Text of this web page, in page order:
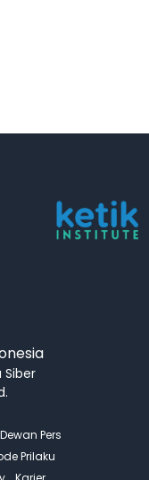
Siber
Pers
Prilaku